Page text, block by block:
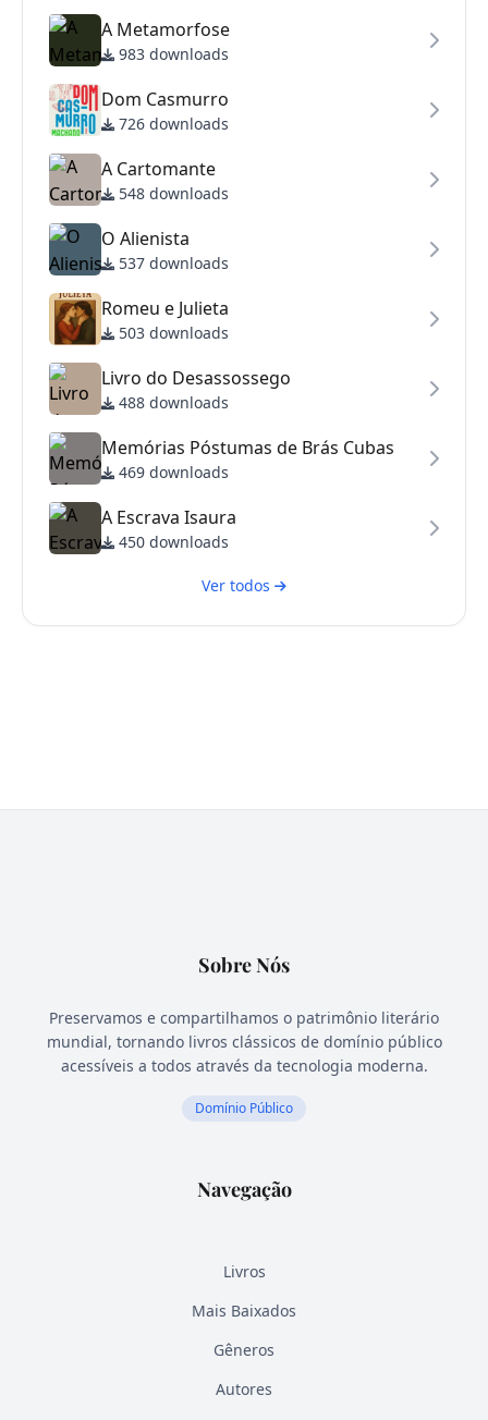
A Metamorfose
983 downloads
Dom Casmurro
726 downloads
A Cartomante
548 downloads
O Alienista
537 downloads
Romeu e Julieta
503 downloads
Livro do Desassossego
488 downloads
Memórias Póstumas de Brás Cubas
469 downloads
A Escrava Isaura
450 downloads
Ver todos
Sobre Nós
Preservamos e compartilhamos o patrimônio literário
mundial, tornando livros clássicos de domínio público
acessíveis a todos através da tecnologia moderna.
Domínio Público
Navegação
Livros
Mais Baixados
Gêneros
Autores